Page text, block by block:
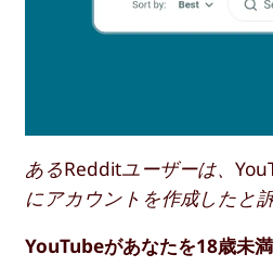
あるRedditユーザーは、
にアカウントを作成したと
YouTubeがあなたを18歳未